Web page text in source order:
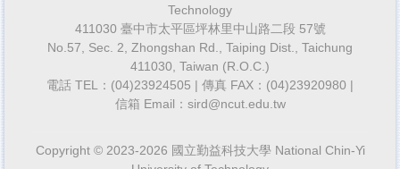
Technology
411030 臺中市太平區坪林里中山路二段 57號
No.57, Sec. 2, Zhongshan Rd., Taiping Dist., Taichung
411030, Taiwan (R.O.C.)
電話 TEL：(04)23924505 | 傳真 FAX：(04)23920980 |
信箱 Email：sird@ncut.edu.tw
Copyright © 2023-2026 國立勤益科技大學 National Chin-Yi